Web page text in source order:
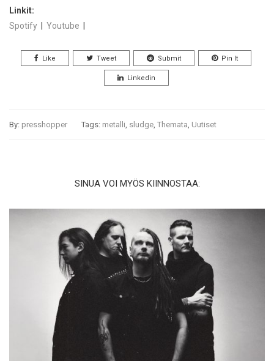
Linkit:
Spotify
Youtube
Like Tweet Submit Pin It
Linkedin
By: presshopper Tags: metalli sludge Themata Uutiset
SINUA VOI MYÖS KIINNOSTAA: